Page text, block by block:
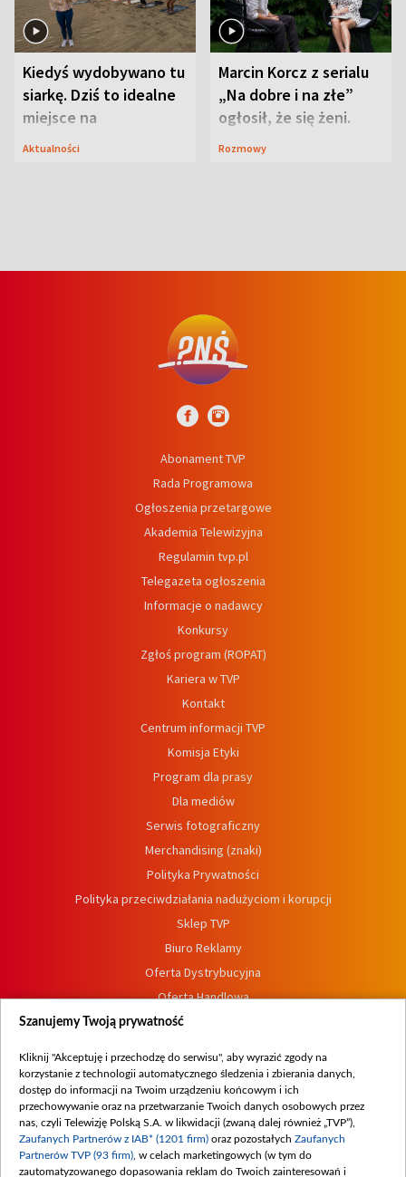
Kiedyś wydobywano tu
siarkę. Dziś to idealne
miejsce na
wypoczynek
Aktualności
Marcin Korcz z serialu
„Na dobre i na złe”
ogłosił, że się żeni.
Zdradził, co zmienił
Rozmowy
Abonament TVP
Rada Programowa
Ogłoszenia przetargowe
Akademia Telewizyjna
Regulamin tvp.pl
Telegazeta ogłoszenia
Informacje o nadawcy
Konkursy
Zgłoś program (ROPAT)
Kariera w TVP
Kontakt
Centrum informacji TVP
Komisja Etyki
Program dla prasy
Dla mediów
Serwis fotograficzny
Merchandising (znaki)
Polityka Prywatności
Polityka przeciwdziałania nadużyciom i korupcji
Sklep TVP
Biuro Reklamy
Oferta Dystrybucyjna
Oferta Handlowa
Dostępność
Procedura zgłoszeń wewnętrznych
Szanujemy Twoją prywatność
Kliknij "Akceptuję i przechodzę do serwisu", aby wyrazić zgody na
korzystanie z technologii automatycznego śledzenia i zbierania danych,
dostęp do informacji na Twoim urządzeniu końcowym i ich
przechowywanie oraz na przetwarzanie Twoich danych osobowych przez
nas, czyli Telewizję Polską S.A. w likwidacji (zwaną dalej również „TVP”),
Zaufanych Partnerów z IAB* (1201 firm) oraz pozostałych Zaufanych
Partnerów TVP (93 firm) , w celach marketingowych (w tym do
zautomatyzowanego dopasowania reklam do Twoich zainteresowań i